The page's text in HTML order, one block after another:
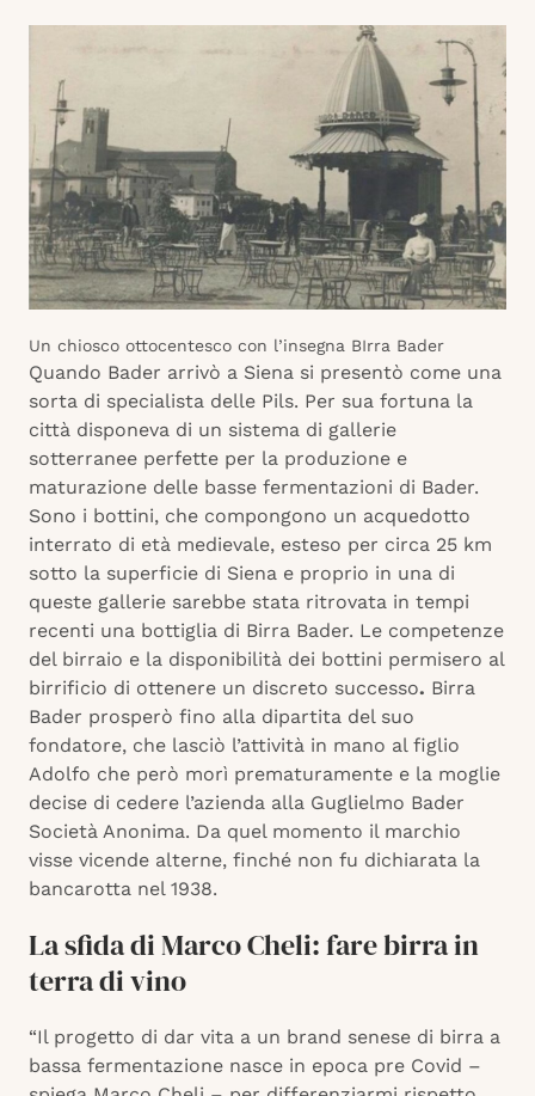
Un chiosco ottocentesco con l’insegna BIrra Bader
Quando Bader arrivò a Siena si presentò come una
sorta di specialista delle Pils. Per sua fortuna la
città disponeva di un sistema di gallerie
sotterranee perfette per la produzione e
maturazione delle basse fermentazioni di Bader.
Sono i bottini, che compongono un acquedotto
interrato di età medievale, esteso per circa 25 km
sotto la superficie di Siena e proprio in una di
queste gallerie sarebbe stata ritrovata in tempi
recenti una bottiglia di Birra Bader. Le competenze
del birraio e la disponibilità dei bottini permisero al
birrificio di ottenere un discreto successo. Birra
Bader prosperò fino alla dipartita del suo
fondatore, che lasciò l’attività in mano al figlio
Adolfo che però morì prematuramente e la moglie
decise di cedere l’azienda alla Guglielmo Bader
Società Anonima. Da quel momento il marchio
visse vicende alterne, finché non fu dichiarata la
bancarotta nel 1938.
La sfida di Marco Cheli: fare birra in
terra di vino
“Il progetto di dar vita a un brand senese di birra a
bassa fermentazione nasce in epoca pre Covid –